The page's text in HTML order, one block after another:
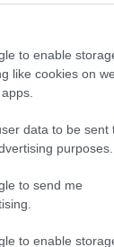
to enable
like cookies on
data to be sent
purposes.
to send me
to enable